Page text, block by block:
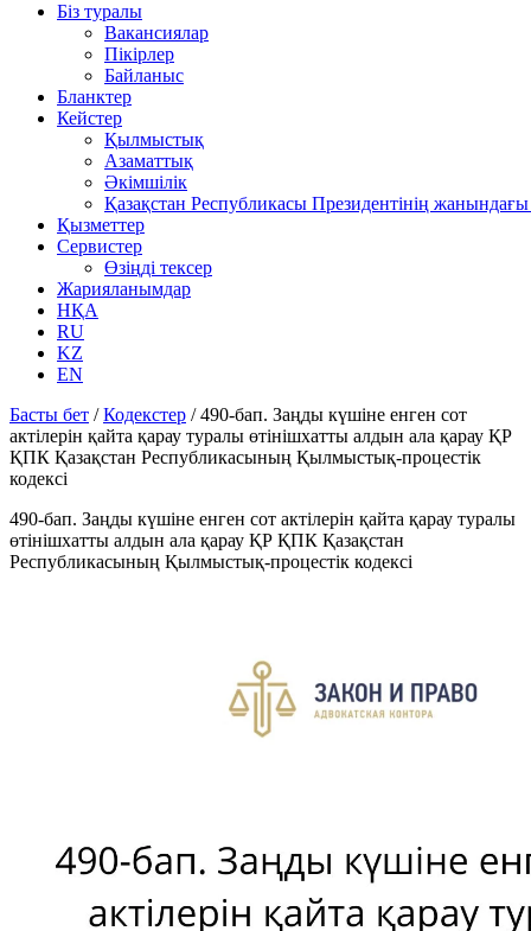
Біз туралы
Вакансиялар
Пікірлер
Байланыс
Бланктер
Кейстер
Қылмыстық
Азаматтық
Әкімшілік
Қазақстан Республикасы Президентінің
Қызметтер
Сервистер
Өзіңді тексер
Жарияланымдар
НҚА
RU
KZ
EN
Басты бет /Кодекстер /490-бап. Заңды күшіне енген сот
актілерін қайта қарау туралы өтінішхатты алдын ала қарау ҚР
ҚПК Қазақстан Республикасының Қылмыстық-процестік
кодексi
490-бап. Заңды күшіне енген сот актілерін қайта қарау туралы
өтінішхатты алдын ала қарау ҚР ҚПК Қазақстан
Республикасының Қылмыстық-процестік кодексi